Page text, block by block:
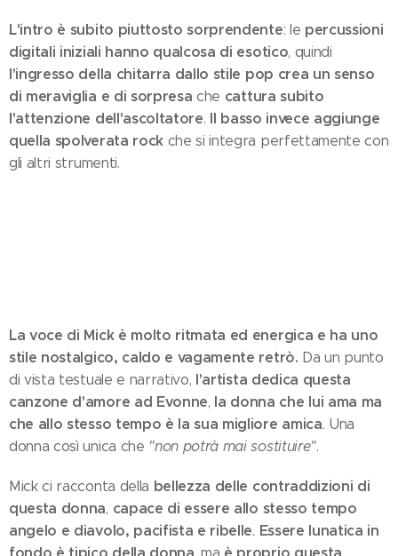
L'intro è subito piuttosto sorprendente: le percussioni
digitali iniziali hanno qualcosa di esotico, quindi
l'ingresso della chitarra dallo stile pop crea un senso
di meraviglia e di sorpresa che cattura subito
l'attenzione dell'ascoltatore. Il basso invece aggiunge
quella spolverata rockche si integra perfettamente con
gli altri strumenti.
La voce di Mick è molto ritmata ed energica e ha uno
stile nostalgico, caldo e vagamente retrò. Da un punto
di vista testuale e narrativo, l'artista dedica questa
canzone d'amore ad Evonne, la donna che lui ama ma
che allo stesso tempo è la sua migliore amica. Una
donna così unica che "non potrà mai sostituire".
Mick ci racconta della bellezza delle contraddizioni di
questa donna, capace di essere allo stesso tempo
angelo e diavolo, pacifista e ribelle. Essere lunatica in